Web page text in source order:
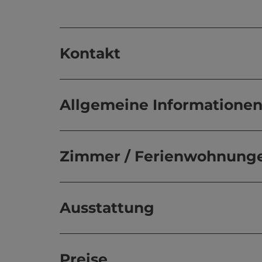
Kontakt
Allgemeine Informationen
Zimmer /
Ausstattung